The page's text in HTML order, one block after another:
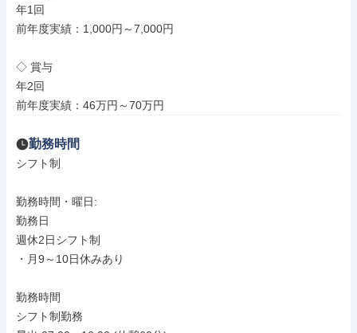
年1回
前年度実績：1,000円～7,000円
◇ 賞与
年2回
前年度実績：46万円～70万円
勤務時間
シフト制
勤務時間・曜日:
勤務日
週休2日シフト制
・月9～10日休みあり
勤務時間
シフト制勤務